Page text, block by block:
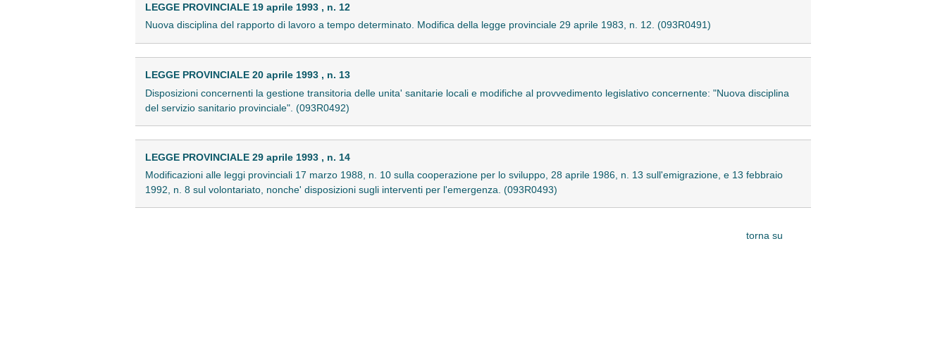
LEGGE PROVINCIALE 19 aprile 1993 , n. 12
Nuova disciplina del rapporto di lavoro a tempo determinato. Modifica della legge provinciale 29 aprile 1983, n. 12. (093R0491)
LEGGE PROVINCIALE 20 aprile 1993 , n. 13
Disposizioni concernenti la gestione transitoria delle unita' sanitarie locali e modifiche al provvedimento legislativo concernente: "Nuova disciplina
del servizio sanitario provinciale". (093R0492)
LEGGE PROVINCIALE 29 aprile 1993 , n. 14
Modificazioni alle leggi provinciali 17 marzo 1988, n. 10 sulla cooperazione per lo sviluppo, 28 aprile 1986, n. 13 sull'emigrazione, e 13 febbraio
1992, n. 8 sul volontariato, nonche' disposizioni sugli interventi per l'emergenza. (093R0493)
torna su